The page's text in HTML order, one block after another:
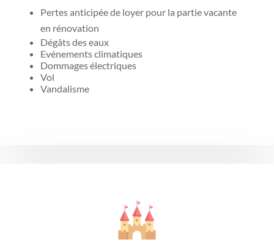
Pertes anticipée de loyer pour la partie vacante
en rénovation
Dégâts des eaux
Evénements climatiques
Dommages électriques
Vol
Vandalisme